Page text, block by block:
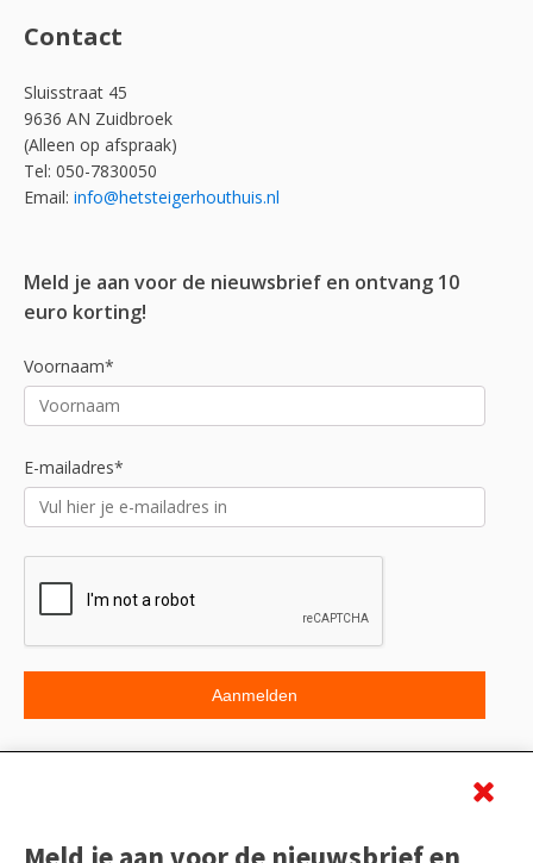
Contact
Sluisstraat 45
9636 AN Zuidbroek
(Alleen op afspraak)
Tel: 050-7830050
Email: info@hetsteigerhouthuis.nl
Meld je aan voor de nieuwsbrief en ontvang 10
euro korting!
Voornaam*
E-mailadres*